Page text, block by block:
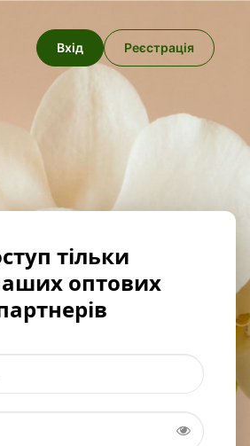
Вхід Реєстрація
тільки
оптових